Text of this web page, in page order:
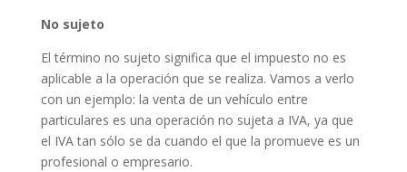
No sujeto
El término no sujeto significa que el impuesto no es
aplicable a la operación que se realiza. Vamos a verlo
con un ejemplo: la venta de un vehículo entre
particulares es una operación no sujeta a IVA, ya que
el IVA tan sólo se da cuando el que la promueve es un
profesional o empresario.